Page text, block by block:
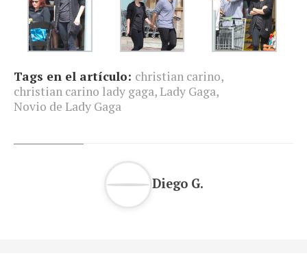
Tags en el artículo: christian carino,
christian carino lady gaga,Lady Gaga,
Novio de Lady Gaga
Diego G.